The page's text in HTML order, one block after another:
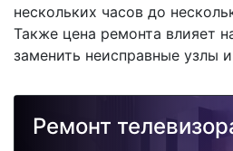
нескольких часов до
Также цена ремонта влияет
заменить неисправные узлы
Ремонт